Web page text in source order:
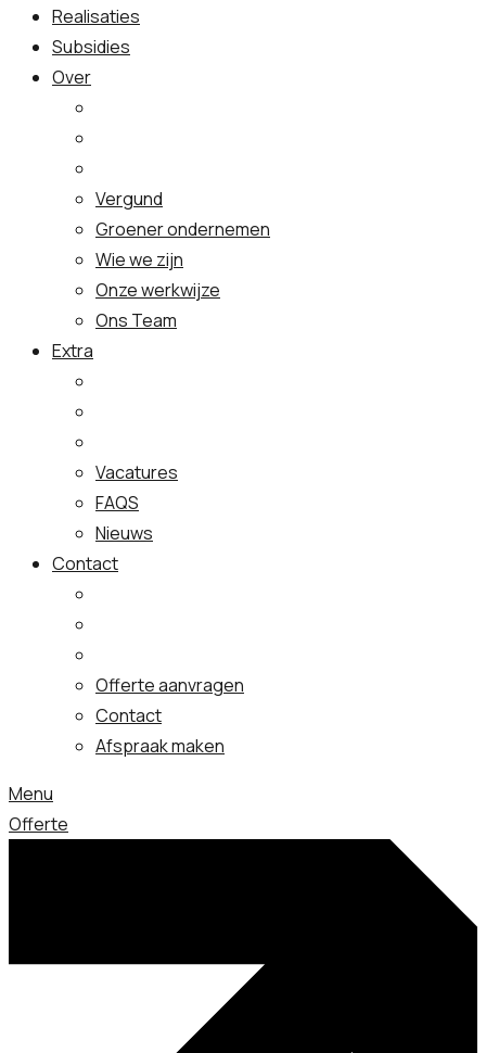
Realisaties
Subsidies
Over
Vergund
Groener ondernemen
Wie we zijn
Onze werkwijze
Ons Team
Extra
Vacatures
FAQS
Nieuws
Contact
Offerte aanvragen
Contact
Afspraak maken
Menu
Offerte